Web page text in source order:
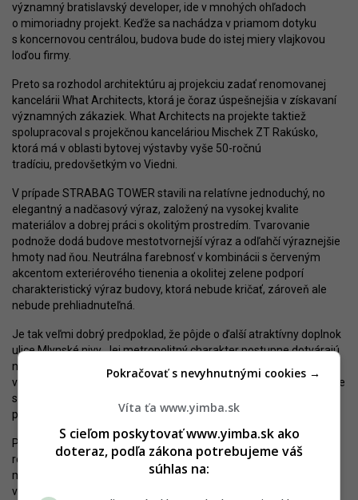
významný bratislavský developer, ide v mnohých ohľadoch
o mimoriadny projekt. Keďže sa nachádza v priamom dotyku
s koncernovou centrálou, budova bude do istej miery vlajkovou
loďou firmy.
Preto sa rozhodol architektúru aj projekciu zadať renomovanej
kancelárii What Architects, ktorá je čoraz úspešnejšia v získavaní
významných zákaziek. What Architects na projekte taktiež
spolupracoval s projekčnou kanceláriou Mischek ZT Rakúsko,
ktorá má v oblasti bytovej výstavby vyše 50-ročnú
tradíciu, predovšetkým vo Viedni.
V prípade STRABAG TOWER stavili na relatívne jednoduchý, no
elegantný a nadčasový výraz, založený na vysokej kvalite
materiálov a dobrej práci s okolitým prostredím. Tvarovanie
podnože dodá budove mestotvornejší výraz a odľahčí výraznejšie
hmoty nad ňou. Neutrálna farebnosť v kombinácii s červeným
akcentom exteriérového tienenia a okolitej zelene podporí
charakteristický výraz budovy, ktorá nebude kričať, zároveň ale
nebude prehliadnuteľná.
Je tak veľmi dobrý predpoklad, že pôjde o ďalší atraktívny doplnok
ulice Mlynské nivy. Jej metropolitný charakter postupne dotvárajú
nové projekty kancelárskych aj rezidenčných budov, ktoré
v súčasnosti vznikajú najmä na jej severnej strane. V krátkom čase
sa však začne urbanizovať aj jej južná strana a pretvárať verejný
priestor v rámci ulice.
Pravdepodobne v priebehu budúceho desaťročia by sa mala
realizovať celková prestavba Mlynských nív, ktorej súčasťou by
malo byť vytvorenie kvalitných plôch pre peších, cyklistov, ale aj
verejnú dopravu. V rámci ulice by totiž mala byť umiestnená
Víta ťa www.yimba.sk
S cieľom poskytovať www.yimba.sk ako
doteraz, podľa zákona potrebujeme váš
súhlas na:
Pokračovať s nevyhnutnými cookies →